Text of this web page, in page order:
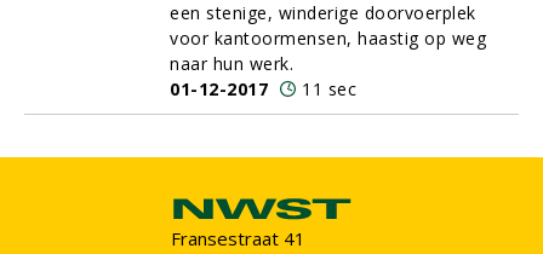
een stenige, winderige doorvoerplek
voor kantoormensen, haastig op weg
naar hun werk.
01-12-2017
11 sec
Fransestraat 41